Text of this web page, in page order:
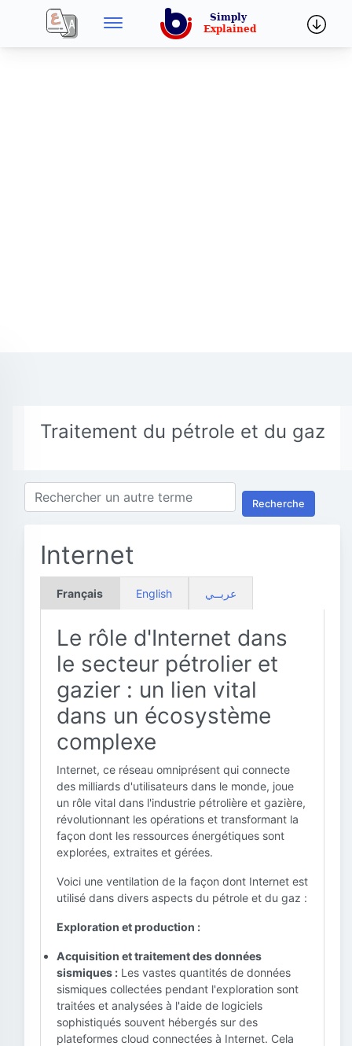
Traitement du pétrole et du gaz
Recherche
Internet
Français English عربــي
Le rôle d'Internet dans
le secteur pétrolier et
gazier : un lien vital
dans un écosystème
complexe
Internet, ce réseau omniprésent qui connecte
des milliards d'utilisateurs dans le monde, joue
un rôle vital dans l'industrie pétrolière et gazière,
révolutionnant les opérations et transformant la
façon dont les ressources énergétiques sont
explorées, extraites et gérées.
Voici une ventilation de la façon dont Internet est
utilisé dans divers aspects du pétrole et du gaz :
Exploration et production :
Acquisition et traitement des données
sismiques : Les vastes quantités de données
sismiques collectées pendant l'exploration sont
traitées et analysées à l'aide de logiciels
sophistiqués souvent hébergés sur des
plateformes cloud connectées à Internet. Cela